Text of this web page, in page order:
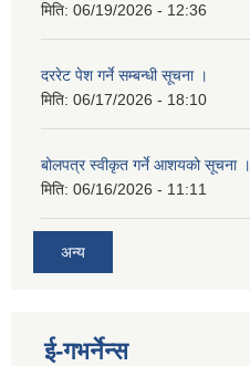
मिति: 06/19/2026 - 12:36
दररेट पेश गर्ने सम्बन्धी सूचना ।
मिति: 06/17/2026 - 18:10
बोलपत्र स्वीकृत गर्ने आशयको सूचना ।
मिति: 06/16/2026 - 11:11
अन्य
ई-गभर्नेन्स